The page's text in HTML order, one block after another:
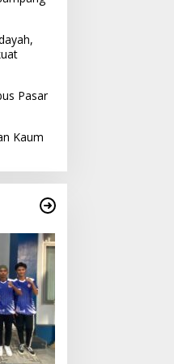
PPD Desak PLN Madura
Program Lisdes
Ini Sebabnya
Pasar
Kaum